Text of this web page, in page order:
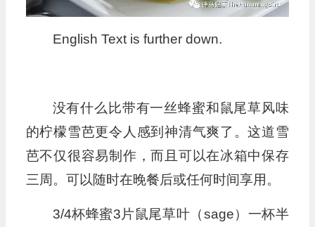
English Text is further down.
没有什么比带有一丝蜂蜜和鼠尾草风味
的柠檬雪芭更令人感到神清气爽了。这道雪
芭不仅很容易制作，而且可以在冰箱中保存
三周。可以随时在晚餐后或任何时间享用。
3/4杯蜂蜜3片鼠尾草叶（sage）一杯半